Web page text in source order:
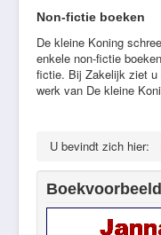
Non-fictie boeken
De kleine Koning
enkele non-fictie
fictie. Bij Zakelijk ziet u
werk van De kleine
U bevindt zich hier: